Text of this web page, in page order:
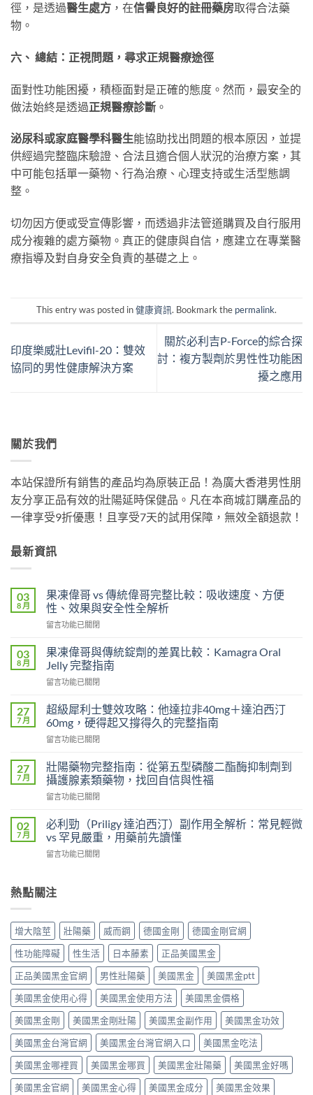
徑，是透過醫生處方 ，在信譽良好的註冊藥房取得合法藥
物。
六、 總結：正視問題，尋求正規醫療途徑
面對性功能困擾，積極面對是正確的態度。然而，最安全的
做法始終是透過正規醫療診斷 。
泌尿科或家庭醫學科醫生能協助找出問題的根本原因，並提
供經過完整臨床驗證、合法且適合個人狀況的治療方案，其
中可能包括單一藥物、行為治療、心理支持或生活型態調
整。
切勿因方便或受宣傳影響，而透過非法管道購買及自行服用
成分複雜的處方藥物。真正的健康與自信，應建立在專業醫
療指導及對自身安全負責的基礎之上。
This entry was posted in健康資訊. Bookmark the permalink.
印度樂威壯Levifil-20：雙效
協同的男性健康解決方案
關於必利吉P-Force的綜合探
討：複方製劑於男性性功能困
擾之應用
關於我們
本站保證所有銷售的產品均為原裝正品！為廣大香港男性朋
友分享正品有效的壯陽延時保健品。凡在本商城訂購產品的
一律享受9折優惠！且享受7天的試用保障，無效全額退款！
最新資訊
03
8 月
果凍偉哥 vs 傳統偉哥完整比較：吸收速度、方便
性、效果與安全性全解析
在
凍
偉
哥
vs
統
偉
完
比
較：
收
度、
方
便
果
與
全
性
全
解
析〉
中
留言功能已關閉
03
8 月
果凍偉哥與傳統錠劑的差異比較：Kamagra Oral
Jelly 完整指南
在
凍
偉
哥
與
統
錠
劑
的
異
比
Kamagra
完
南〉
中
留言功能已關閉
27
7 月
超級犀利士雙效攻略：他達拉非40mg＋達泊西汀
60mg，硬得起又撐得久的完整指南
在
級
犀
利
士
效
他
非
達
泊
西
汀
60mg，
硬
得
起
又
撐
得
久
的
完
留言功能已關閉
27
7 月
壯陽藥物完整指南：從第五型磷酸二酯酶抑制劑到
攝護腺素類藥物，找回自信與性福
在
陽
藥
物
完
南：
五
型
磷
酸
二
酯
酶
抑
制
劑
到
攝
護
腺
素
留言功能已關閉
02
7 月
必利勁（Priligy 達泊西汀）副作用全解析：常見輕微
vs 罕見嚴重，用藥前先讀懂
在
勁
（Priligy
泊
西
汀）
副
作
用
全
解
析：
常
見
輕
微
vs
罕
留言功能已關閉
熱點關注
增大陰莖 壯陽藥 威而鋼 德國金剛
德國金剛官網
性功能障礙
性生活 日本藤素
正品美國黑金
正品美國黑金官網
男性壯陽藥 美國黑金
美國黑金ptt
美國黑金使用心得
美國黑金使用方法
美國黑金價格
美國黑金剛
美國黑金剛壯陽 美國黑金副作用
美國黑金功效
美國黑金台灣官網
美國黑金台灣官網入口
美國黑金吃法
美國黑金哪裡買
美國黑金哪買 美國黑金壯陽藥
美國黑金好嗎
美國黑金官網
美國黑金心得 美國黑金成分 美國黑金效果